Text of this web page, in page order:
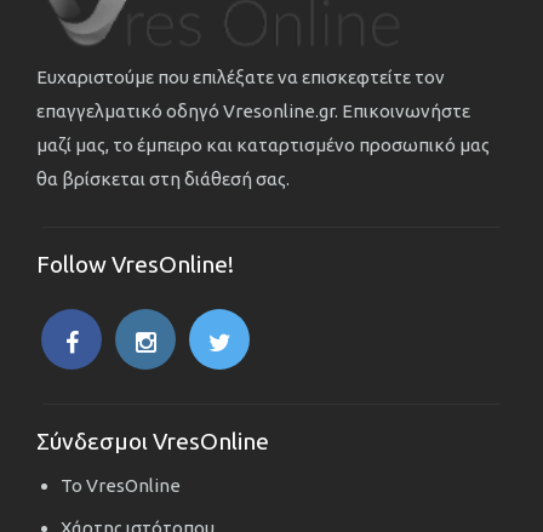
Ευχαριστούμε που επιλέξατε να επισκεφτείτε τον
επαγγελματικό οδηγό Vresonline.gr. Επικοινωνήστε
μαζί μας, το έμπειρο και καταρτισμένο προσωπικό μας
θα βρίσκεται στη διάθεσή σας.
Follow VresOnline!
Σύνδεσμοι VresOnline
Το VresOnline